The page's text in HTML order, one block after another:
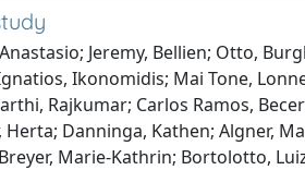
Jeremy, Bellien; Otto,
Ikonomidis; Mai Tone,
Rajkumar; Carlos Ramos,
Danninga, Kathen; Algner,
Marie-Kathrin; Bortolotto,